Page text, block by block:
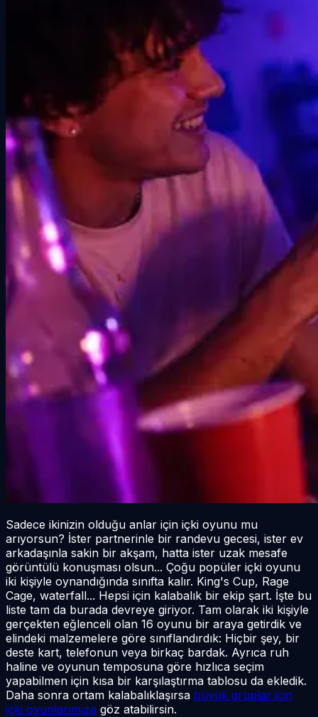
Sadece ikinizin olduğu anlar için içki oyunu mu
arıyorsun? İster partnerinle bir randevu gecesi, ister ev
arkadaşınla sakin bir akşam, hatta ister uzak mesafe
görüntülü konuşması olsun... Çoğu popüler içki oyunu
iki kişiyle oynandığında sınıfta kalır. King's Cup, Rage
Cage, waterfall... Hepsi için kalabalık bir ekip şart. İşte bu
liste tam da burada devreye giriyor. Tam olarak iki kişiyle
gerçekten eğlenceli olan 16 oyunu bir araya getirdik ve
elindeki malzemelere göre sınıflandırdık: Hiçbir şey, bir
deste kart, telefonun veya birkaç bardak. Ayrıca ruh
haline ve oyunun temposuna göre hızlıca seçim
yapabilmen için kısa bir karşılaştırma tablosu da ekledik.
Daha sonra ortam kalabalıklaşırsa büyük gruplar için
içki oyunlarımıza göz atabilirsin.